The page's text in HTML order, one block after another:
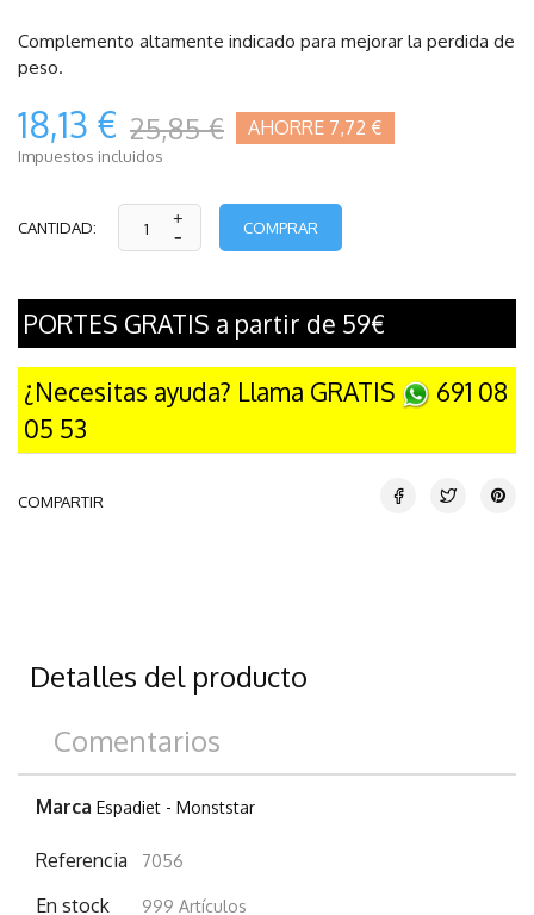
Complemento altamente indicado para mejorar la perdida de
peso.
18,13 € 25,85 € AHORRE 7,72 €
Impuestos incluidos
CANTIDAD: COMPRAR
PORTES GRATIS a partir de 59€
¿Necesitas ayuda? Llama GRATIS
691 08
05 53
COMPARTIR
Detalles del producto
Comentarios
Marca Espadiet - Monststar
Referencia 7056
En stock 999 Artículos